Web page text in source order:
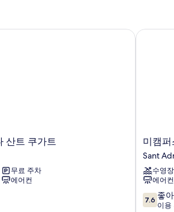
산트 쿠가트
무료 주차
에어컨
트 쿠가트
미
캠
퍼
스
바
르
셀
미캠
Sant
수영장
에어컨
10
점
7.6 좋
이용
미캠퍼